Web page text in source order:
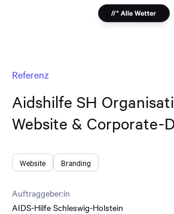
Referenz
Aidshilfe SH
Website & Corporate-
Website Branding
Auftraggeber:in
AIDS-Hilfe Schleswig-Holstein